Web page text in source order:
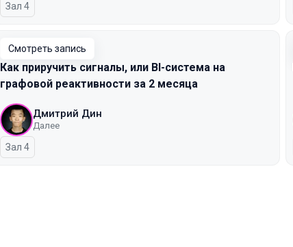
Зал 4
Смотреть запись
Как приручить сигналы, или BI-система на
графовой реактивности за 2 месяца
Дмитрий Дин
Далее
Зал 4